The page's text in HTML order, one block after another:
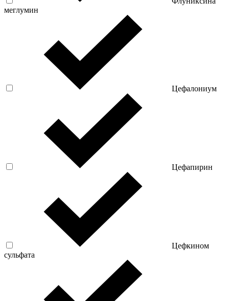
меглумин
Цефалониум
Цефапирин
Цефкином
сульфата